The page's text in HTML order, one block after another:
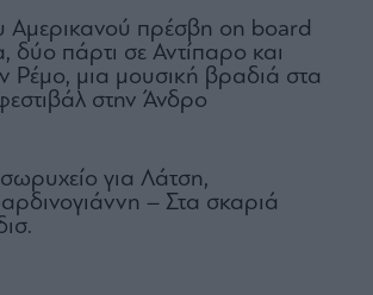
Αμερικανού πρέσβη on board
δύο πάρτι σε Αντίπαρο και
Ρέμο, μια μουσική βραδιά στα
στην Άνδρο
για Λάτση,
– Στα σκαριά